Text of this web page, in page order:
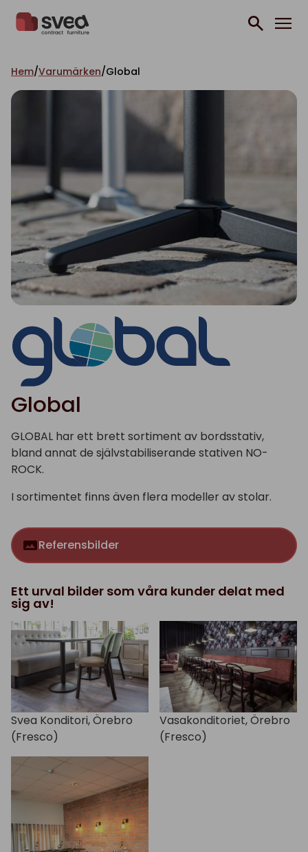
Hem/Varumärken/Global
Global
GLOBAL har ett brett sortiment av bordsstativ,
bland annat de självstabiliserande stativen NO-
ROCK.
I sortimentet finns även flera modeller av stolar.
Referensbilder
Ett urval bilder som våra kunder delat med
sig av!
Svea Konditori, Örebro
(Fresco)
Vasakonditoriet, Örebro
(Fresco)